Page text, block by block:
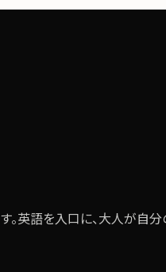
英語を入口に、大人が自分